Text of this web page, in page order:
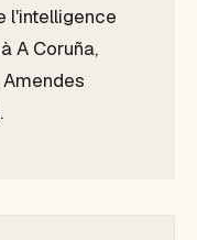
l'intelligence
A Coruña,